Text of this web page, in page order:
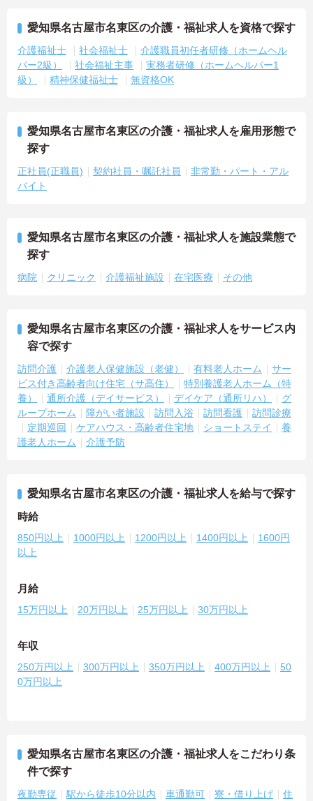
愛知県名古屋市名東区の介護・福祉求人を資格で探す
介護福祉士 社会福祉士
介護職員初任者研修（ホームヘル
パー2級）
社会福祉主事
実務者研修（ホームヘルパー1
級）
精神保健福祉士 無資格OK
愛知県名古屋市名東区の介護・福祉求人を雇用形態で
探す
正社員(正職員) 契約社員・嘱託社員
非常勤・パート・アル
バイト
愛知県名古屋市名東区の介護・福祉求人を施設業態で
探す
病院 クリニック 介護福祉施設 在宅医療 その他
愛知県名古屋市名東区の介護・福祉求人をサービス内
容で探す
訪問介護 介護老人保健施設（老健） 有料老人ホーム
サー
ビス付き高齢者向け住宅（サ高住）
特別養護老人ホーム（特
養）
通所介護（デイサービス） デイケア（通所リハ）
グ
ループホーム
障がい者施設 訪問入浴 訪問看護
訪問診療
定期巡回
ケアハウス・高齢者住宅地 ショートステイ
養
護老人ホーム
介護予防
愛知県名古屋市名東区の介護・福祉求人を給与で探す
時給
850円以上 1000円以上 1200円以上 1400円以上
1600円
以上
月給
15万円以上 20万円以上 25万円以上 30万円以上
年収
250万円以上 300万円以上 350万円以上 400万円以上
50
0万円以上
愛知県名古屋市名東区の介護・福祉求人をこだわり条
件で探す
夜勤専従 駅から徒歩10分以内 車通勤可 寮・借り上げ
住